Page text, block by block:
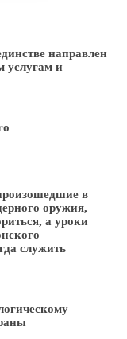
направлен
услугам и
в
оружия,
а уроки
служить